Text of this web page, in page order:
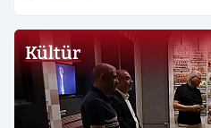
Kültür